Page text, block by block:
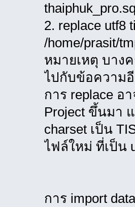
2. replace utf8
/home/prasit/
หมายเหตุ บาง
ไปกับข้อความ
การ replace อ
Project ขึ้นมา
charset เป็น
ไฟล์ใหม่ ที่เป็น
การ import